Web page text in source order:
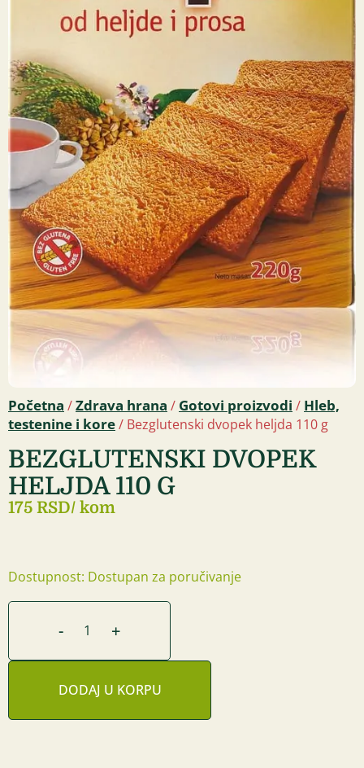
Početna /Zdrava hrana / Gotovi proizvodi / Hleb,
testenine i kore/ Bezglutenski dvopek heljda 110 g
BEZGLUTENSKI DVOPEK
HELJDA 110 G
175 RSD/ kom
Dostupnost: Dostupan za poručivanje
- +
DODAJ U KORPU